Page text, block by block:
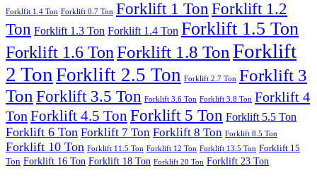
Forklfit 1.4 Ton Forklift 0.7 Ton Forklift 1 TonForklift 1.2
Ton Forklift 1.3 Ton Forklift 1.4 Ton Forklift 1.5 Ton
Forklift 1.6 TonForklift 1.8 TonForklift
2 TonForklift 2.5 Ton Forklift 2.7 Ton Forklift 3
TonForklift 3.5 Ton Forklift 3.6 Ton Forklift 3.8 Ton Forklift 4
TonForklift 4.5 Ton Forklift 5 Ton Forklift 5.5 Ton
Forklift 6 Ton Forklift 7 Ton Forklift 8 Ton Forklift 8.5 Ton
Forklift 10 Ton Forklift 11.5 Ton Forklift 12 Ton Forklift 13.5 Ton Forklift 15
Ton Forklift 16 Ton Forklift 18 Ton Forklift 20 Ton Forklift 23 Ton